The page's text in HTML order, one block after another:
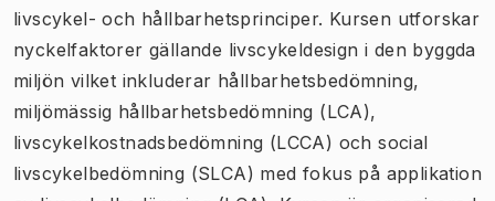
livscykel- och hållbarhetsprinciper. Kursen utforskar
nyckelfaktorer gällande livscykeldesign i den byggda
miljön vilket inkluderar hållbarhetsbedömning,
miljömässig hållbarhetsbedömning (LCA),
livscykelkostnadsbedömning (LCCA) och social
livscykelbedömning (SLCA) med fokus på applikation